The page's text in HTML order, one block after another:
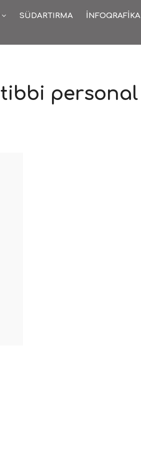
SÜDARTIRMA İNFOQRAFIKA
tibbi personal